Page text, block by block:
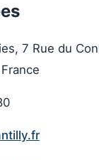
7 Rue du